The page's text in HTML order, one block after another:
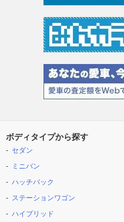
ボディタイプから探す
セダン
ミニバン
ハッチバック
ステーションワゴン
ハイブリッド